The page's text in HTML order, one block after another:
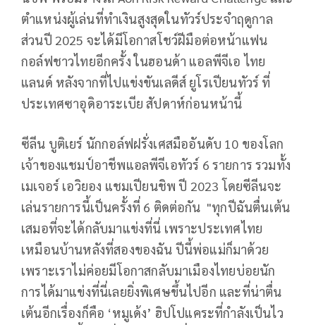
ตำแหน่งผู้เล่นที่ทำเงินสูงสุดในทัวร์ประจำฤดูกาล
ส่วนปี 2025 จะได้มีโอกาสโชว์ฝีมือต่อหน้าแฟน
กอล์ฟชาวไทยอีกครั้ง ในฮอนด้า แอลพีจีเอ ไทย
แลนด์ หลังจากที่ไปแข่งขันเลดีส์ ยูโรเปียนทัวร์ ที่
ประเทศซาอุดิอาระเบีย สัปดาห์ก่อนหน้านี้
ซีลีน บูติเยร์ นักกอล์ฟฝรั่งเศสมืออันดับ 10 ของโลก
เจ้าของแชมป์อาชีพแอลพีจีเอทัวร์ 6 รายการ รวมทั้ง
เมเจอร์ เอวิยอง แชมเปียนชิพ ปี 2023 โดยซีลีนจะ
เล่นรายการนี้เป็นครั้งที่ 6 ติดต่อกัน "ทุกปีฉันตื่นเต้น
เสมอที่จะได้กลับมาแข่งที่นี่ เพราะประเทศไทย
เหมือนบ้านหลังที่สองของฉัน ปีนี้พ่อแม่ก็มาด้วย
เพราะเราไม่ค่อยมีโอกาสกลับมาเมืองไทยบ่อยนัก
การได้มาแข่งที่นี่เลยยิ่งพิเศษขึ้นไปอีก และที่น่าตื่น
เต้นอีกเรื่องก็คือ ‘หมูเด้ง’ ฮิปโปแคระที่กำลังเป็นไว